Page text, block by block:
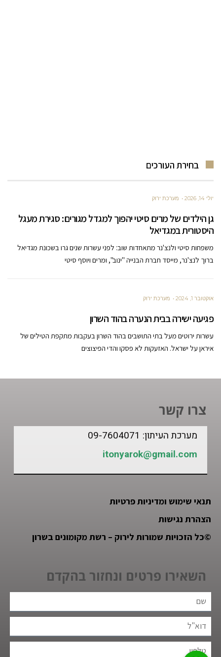
בחירת העורכים
יולי 14, 2026 מערכת ירוק
גן הילדים של מרים סיטי יהפוך למגדל מגורים: סגירת מעגל
היסטורית במגדיאל
משפחות סיטי ולנצ'נר מתאחדות שוב: לפני עשרות שנים גרו בשכונת מגדיאל
ברוך לנצ'נר, מייסד חברת הבנייה "ינוב", ומרים ויוסף סיטי
אוקטובר 1, 2024 מערכת ירוק
פגיעה ישירה בבית הנערה בהוד השרון
עשרות ירוטים מעל בתי התושבים בהוד השרון בעקבות מתקפת הטילים של
איראן על ישראל. האזעקות לא פסקו והדי הפיצוצים
צרו קשר
מערכת העיתון: 09-7604071
itonyarok@gmail.com
תנאי שימוש ומדיניות פרטיות
הצהרת נגישות
©כל הזכויות שמורות לירוק – רשת מקומונים בשרון
השאירו פרטים ונחזור בהקדם